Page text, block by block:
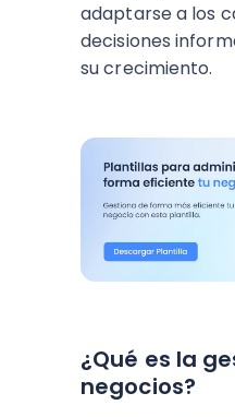
adaptarse a los
decisiones
su crecimiento.
¿Qué es la
negocios?